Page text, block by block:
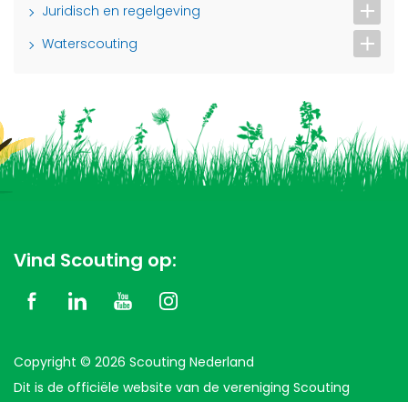
Juridisch en regelgeving
Waterscouting
Vind Scouting op:
Copyright © 2026 Scouting Nederland
Dit is de officiële website van de vereniging Scouting